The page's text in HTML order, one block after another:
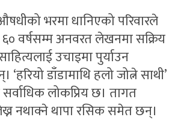
भरमा धानिएको परिवारले
वर्षसम्म अनवरत लेखनमा सक्रिय
उचाइमा पुर्याउन
डाँडामाथि हलो जोत्ने साथी’
लोकप्रिय छ। तागत
नथाक्ने थापा रसिक समेत छन्।